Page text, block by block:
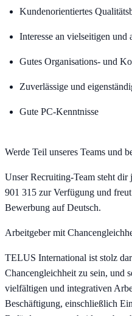
Kundenorientiertes
Interesse an vielseitigen
Gutes Organisations- und
Zuverlässige und
Gute PC-Kenntnisse
Werde Teil unseres Teams und
Unser Recruiting-Team steht
901 315 zur Verfügung und
Bewerbung auf Deutsch.
Arbeitgeber mit
TELUS International ist stolz
Chancengleichheit zu sein, und
vielfältigen und integrativen
Beschäftigung, einschließlich